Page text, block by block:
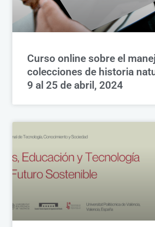
Curso online sobre el
colecciones de historia
9 al 25 de abril, 2024